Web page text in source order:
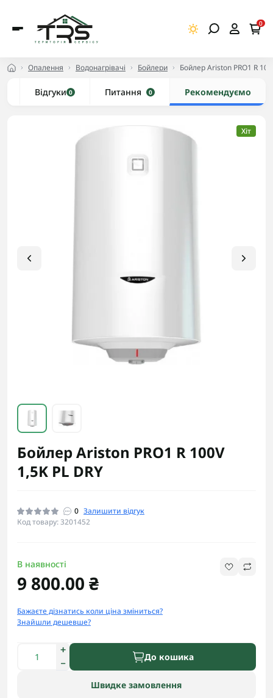
0
Опалення Водонагрівачі Бойлери Бойлер Ariston PRO1 R
Відгуки 0 Питання 0 Рекомендуємо
Хіт
Бойлер Ariston PRO1 R 100V
1,5K PL DRY
0 Залишити відгук
Код товару: 3201452
В наявності
9 800.00 ₴
Бажаєте дізнатись коли ціна зміниться?
Знайшли дешевше?
До кошика
Швидке замовлення